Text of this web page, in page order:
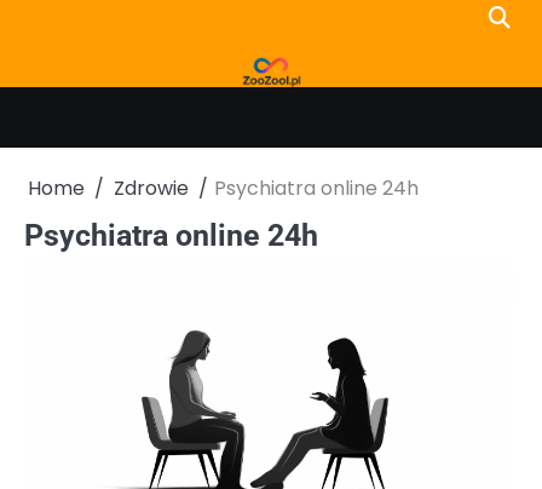
Home Zdrowie Psychiatra online 24h
Psychiatra online 24h